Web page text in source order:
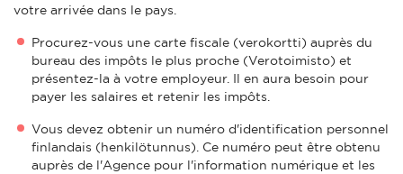
votre arrivée dans le pays.
Procurez-vous une carte fiscale (verokortti) auprès du
bureau des impôts le plus proche (Verotoimisto) et
présentez-la à votre employeur. Il en aura besoin pour
payer les salaires et retenir les impôts.
Vous devez obtenir un numéro d'identification personnel
finlandais (henkilötunnus). Ce numéro peut être obtenu
auprès de l'Agence pour l'information numérique et les